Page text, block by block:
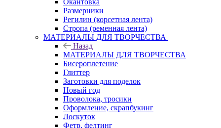
Окантовка
Размерники
Регилин (корсетная лента)
Стропа (ременная лента)
МАТЕРИАЛЫ ДЛЯ ТВОРЧЕСТВА
Назад
МАТЕРИАЛЫ ДЛЯ ТВОРЧЕСТВА
Бисероплетение
Глиттер
Заготовки для поделок
Новый год
Проволока, тросики
Оформление, скрапбукинг
Лоскуток
Фетр, фелтинг